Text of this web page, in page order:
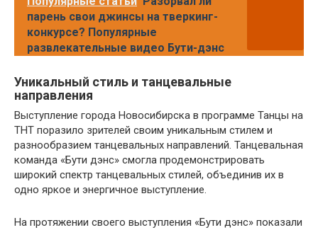
парень свои джинсы на тверкинг-
конкурсе? Популярные
развлекательные видео Бути-дэнс
Уникальный стиль и танцевальные
направления
Выступление города Новосибирска в программе Танцы на
ТНТ поразило зрителей своим уникальным стилем и
разнообразием танцевальных направлений. Танцевальная
команда «Бути дэнс» смогла продемонстрировать
широкий спектр танцевальных стилей, объединив их в
одно яркое и энергичное выступление.
На протяжении своего выступления «Бути дэнс» показали